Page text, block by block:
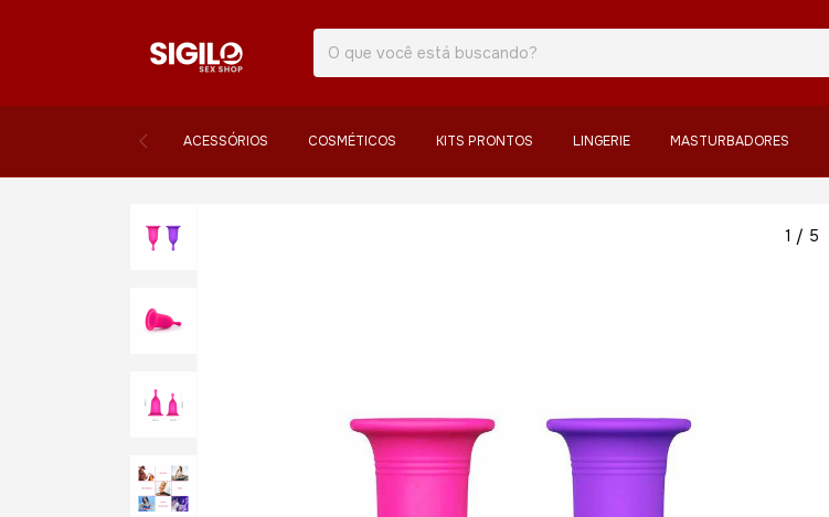
ACESSÓRIOS COSMÉTICOS KITS PRONTOS LINGERIE MASTURBADORES
1 / 5